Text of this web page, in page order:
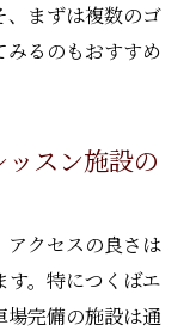
、まずは複数のゴ
るのもおすすめ
スン施設の
アクセスの良さは
。特につくばエ
場完備の施設は通